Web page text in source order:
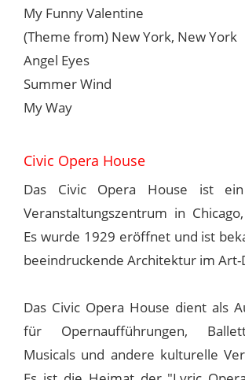
My Funny Valentine
(Theme from) New York, New York
Angel Eyes
Summer Wind
My Way
Civic Opera House
Das Civic Opera House ist ein
Veranstaltungszentrum in
Es wurde 1929 eröffnet und ist
beeindruckende Architektur im Art-
Das Civic Opera House dient als
für Opernaufführungen,
Musicals und andere kulturelle